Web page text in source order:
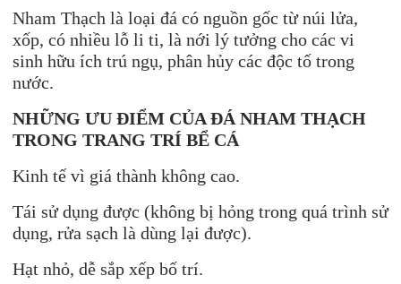
Nham Thạch là loại đá có nguồn gốc từ núi lửa,
xốp, có nhiều lỗ li ti, là nới lý tưởng cho các vi
sinh hữu ích trú ngụ, phân hủy các độc tố trong
nước.
NHỮNG ƯU ĐIỂM CỦA ĐÁ NHAM THẠCH
TRONG TRANG TRÍ BỂ CÁ
Kinh tế vì giá thành không cao.
Tái sử dụng được (không bị hỏng trong quá trình sử
dụng, rửa sạch là dùng lại được).
Hạt nhỏ, dễ sắp xếp bố trí.